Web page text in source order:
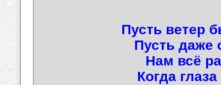
Пусть ветер
Пусть даже
Нам всё
Когда